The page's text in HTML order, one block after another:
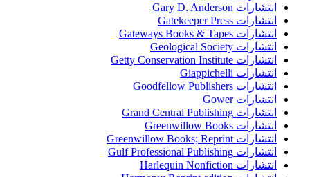
انتشارات Gary D. Anderson
انتشارات Gatekeeper Press
انتشارات Gateways Books & Tapes
انتشارات Geological Society
انتشارات Getty Conservation Institute
انتشارات Giappichelli
انتشارات Goodfellow Publishers
انتشارات Gower
انتشارات Grand Central Publishing
انتشارات Greenwillow Books
انتشارات Greenwillow Books; Reprint
انتشارات Gulf Professional Publishing
انتشارات Harlequin Nonfiction